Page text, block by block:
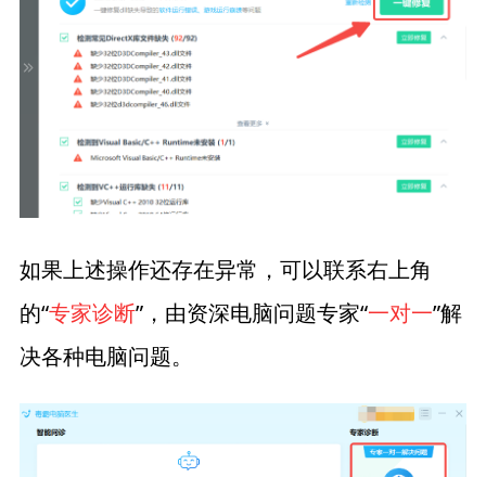
如果上述操作还存在异常，可以联系右上角
的“专家诊断”，由资深电脑问题专家“一对一”解
决各种电脑问题。